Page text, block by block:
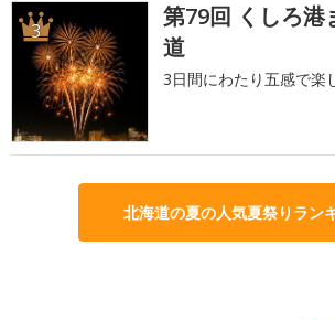
3
第79回 くしろ港
道
3日間にわたり五感で楽
北海道の夏の人気夏祭りラン